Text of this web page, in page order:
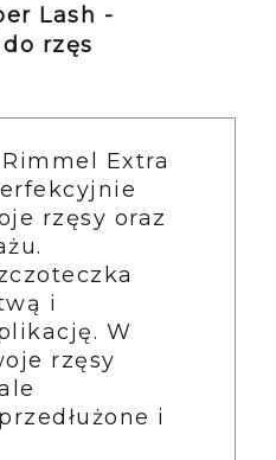
Lash -
rzęs
Extra
rzęsy oraz
i
W
rzęsy
i